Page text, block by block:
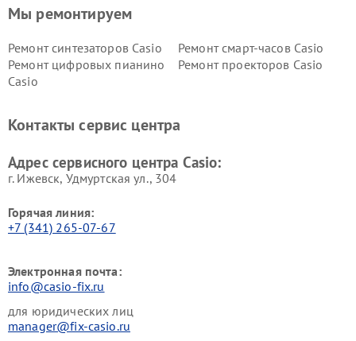
Мы ремонтируем
Ремонт синтезаторов Casio
Ремонт смарт-часов Casio
Ремонт цифровых пианино
Casio
Ремонт проекторов Casio
Контакты сервис центра
Адрес сервисного центра Casio:
г. Ижевск, Удмуртская ул., 304
Горячая линия:
+7 (341) 265-07-67
Электронная почта:
info@casio-fix.ru
для юридических лиц
manager@fix-casio.ru